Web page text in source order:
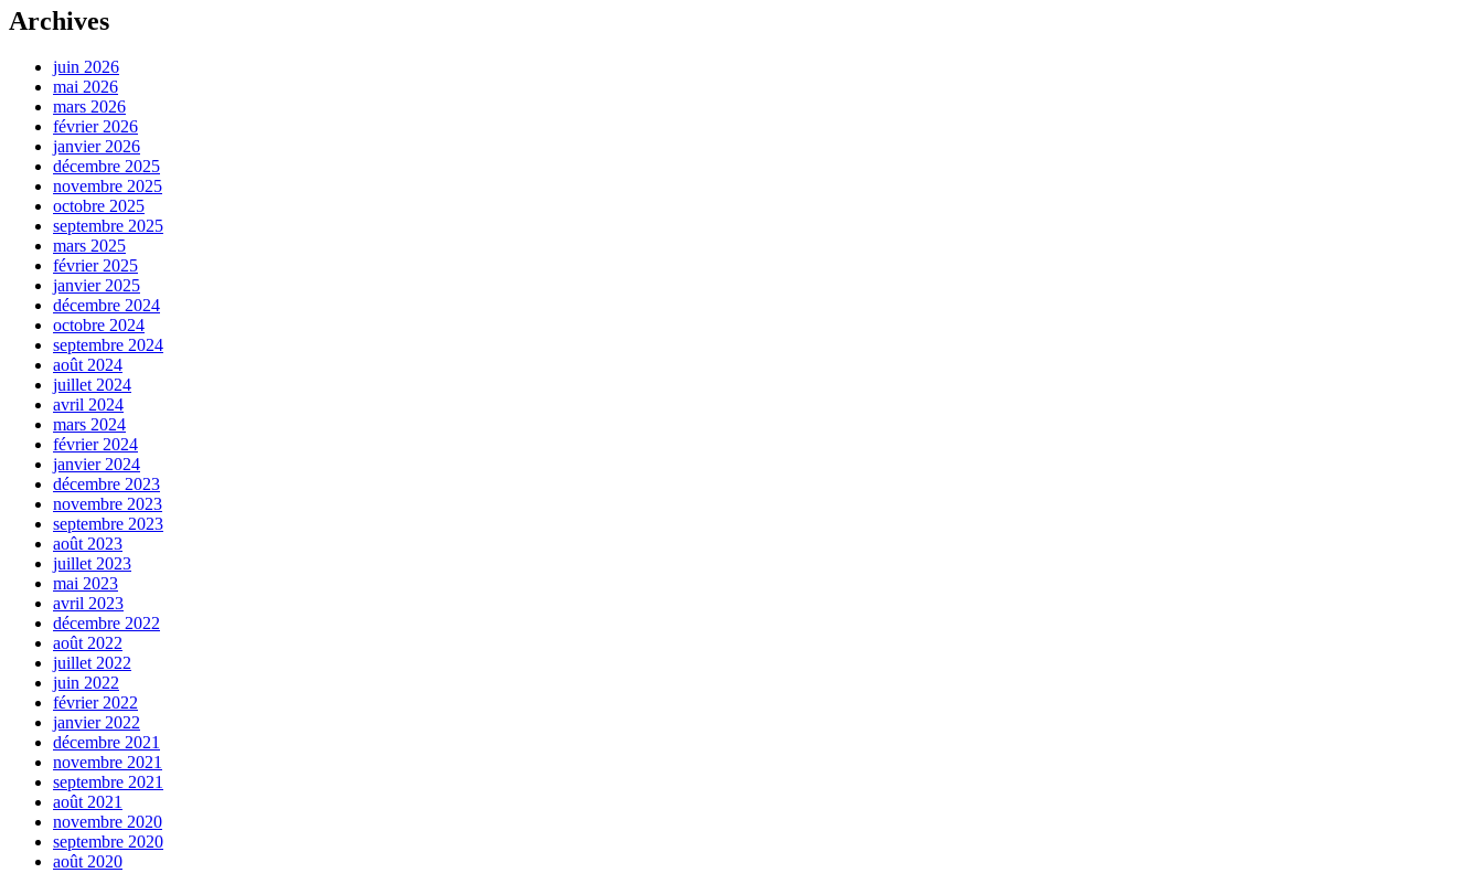
Archives
juin 2026
mai 2026
mars 2026
février 2026
janvier 2026
décembre 2025
novembre 2025
octobre 2025
septembre 2025
mars 2025
février 2025
janvier 2025
décembre 2024
octobre 2024
septembre 2024
août 2024
juillet 2024
avril 2024
mars 2024
février 2024
janvier 2024
décembre 2023
novembre 2023
septembre 2023
août 2023
juillet 2023
mai 2023
avril 2023
décembre 2022
août 2022
juillet 2022
juin 2022
février 2022
janvier 2022
décembre 2021
novembre 2021
septembre 2021
août 2021
novembre 2020
septembre 2020
août 2020